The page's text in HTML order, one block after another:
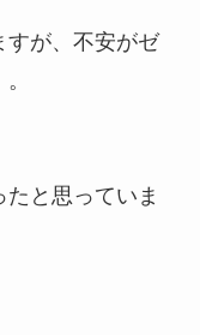
すが、不安がゼ
と思っていま